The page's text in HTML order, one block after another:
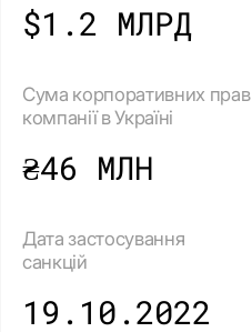
$1.2 МЛРД
Сума корпоративних прав
компанії в Україні
₴46 МЛН
Дата застосування
санкцій
19.10.2022